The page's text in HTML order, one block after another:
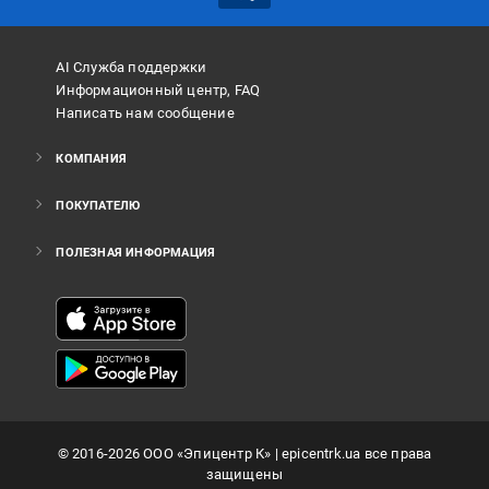
AI Служба поддержки
Информационный центр, FAQ
Написать нам сообщение
КОМПАНИЯ
ПОКУПАТЕЛЮ
ПОЛЕЗНАЯ ИНФОРМАЦИЯ
©2016-2026ООО «Эпицентр К» | epicentrk.ua все права
защищены